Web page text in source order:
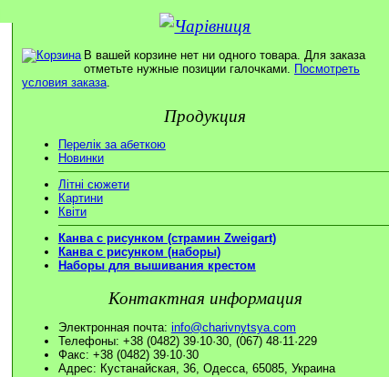
В вашей корзине нет ни одного товара. Для заказа
отметьте нужные позиции галочками. Посмотреть
условия заказа.
Продукция
Перелік за абеткою
Новинки
Літні сюжети
Картини
Квіти
Канва с рисунком (страмин Zweigart)
Канва с рисунком (наборы)
Наборы для вышивания крестом
Контактная информация
Электронная почта: info@charivnytsya.com
Телефоны: +38 (0482) 39·10·30, (067) 48·11·229
Факс: +38 (0482) 39·10·30
Адрес: Кустанайская, 36, Одесса, 65085, Украина